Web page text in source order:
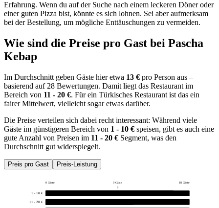
Erfahrung. Wenn du auf der Suche nach einem leckeren Döner oder
einer guten Pizza bist, könnte es sich lohnen. Sei aber aufmerksam
bei der Bestellung, um mögliche Enttäuschungen zu vermeiden.
Wie sind die Preise pro Gast bei Pascha
Kebap
Im Durchschnitt geben Gäste hier etwa 13 € pro Person aus –
basierend auf 28 Bewertungen. Damit liegt das Restaurant im
Bereich von 11 - 20 €. Für ein Türkisches Restaurant ist das ein
fairer Mittelwert, vielleicht sogar etwas darüber.
Die Preise verteilen sich dabei recht interessant: Während viele
Gäste im günstigeren Bereich von 1 - 10 € speisen, gibt es auch eine
gute Anzahl von Preisen im 11 - 20 € Segment, was den
Durchschnitt gut widerspiegelt.
Preis pro Gast Preis-Leistung
0 Gäste 9 Gäste
18 Gäste
9
1 - 10 €
11 - 20 €